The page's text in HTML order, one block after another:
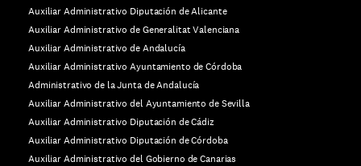
Auxiliar Administrativo Diputación de Alicante
Auxiliar Administrativo de Generalitat Valenciana
Auxiliar Administrativo de Andalucía
Auxiliar Administrativo Ayuntamiento de Córdoba
Administrativo de la Junta de Andalucía
Auxiliar Administrativo del Ayuntamiento de Sevilla
Auxiliar Administrativo Diputación de Cádiz
Auxiliar Administrativo Diputación de Córdoba
Auxiliar Administrativo del Gobierno de Canarias